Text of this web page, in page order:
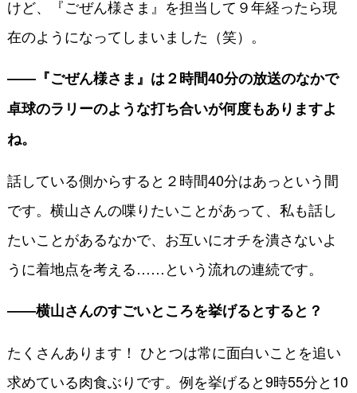
けど、『ごぜん様さま』を担当して９年経ったら現
在のようになってしまいました（笑）。
――『ごぜん様さま』は２時間40分の放送のなかで
卓球のラリーのような打ち合いが何度もありますよ
ね。
話している側からすると２時間40分はあっという間
です。横山さんの喋りたいことがあって、私も話し
たいことがあるなかで、お互いにオチを潰さないよ
うに着地点を考える……という流れの連続です。
――横山さんのすごいところを挙げるとすると？
たくさんあります！ ひとつは常に面白いことを追い
求めている肉食ぶりです。例を挙げると9時55分と10